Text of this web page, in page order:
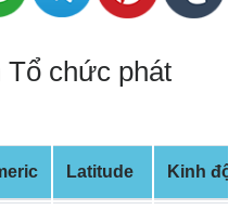
Tổ chức phát
Latitude Kinh độ